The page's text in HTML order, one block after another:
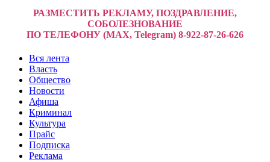
РАЗМЕСТИТЬ РЕКЛАМУ, ПОЗДРАВЛЕНИЕ,
СОБОЛЕЗНОВАНИЕ
ПО ТЕЛЕФОНУ (MAX, Telegram) 8-922-87-26-626
Вся лента
Власть
Общество
Новости
Афиша
Криминал
Культура
Прайс
Подписка
Реклама